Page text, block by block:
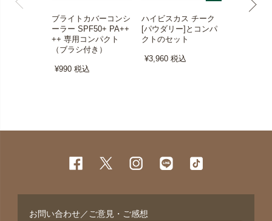
ブライトカバーコンシ
ーラー SPF50+ PA++
++ 専用コンパクト
（ブラシ付き）
¥990税込
ハイビスカス チーク
[パウダリー]とコンパ
クトのセット
¥3,960税込
お問い合わせ／ご意見・ご感想